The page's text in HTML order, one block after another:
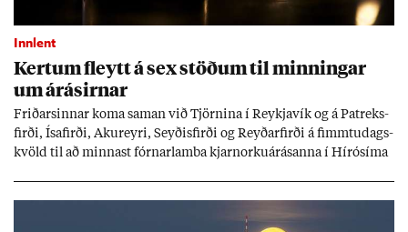
Innlent
Kert­um fleytt á sex stöð­um til minn­ing­ar
um árás­irn­ar
Frið­arsinn­ar koma sam­an við Tjörn­ina í Reykja­vík og á Pat­reks­
firði, Ísa­firði, Ak­ur­eyri, Seyð­is­firði og Reyð­ar­firði á fimmtu­dags­
kvöld til að minn­ast fórn­ar­lamba kjarn­orku­árás­anna í Hírósíma